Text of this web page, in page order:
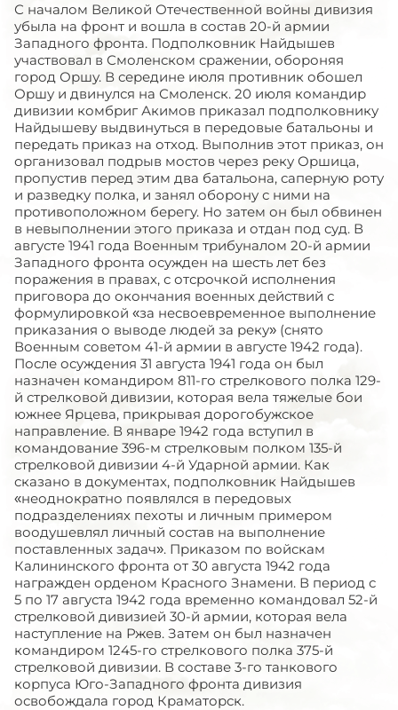
С началом Великой Отечественной войны дивизия
убыла на фронт и вошла в состав 20-й армии
Западного фронта. Подполковник Найдышев
участвовал в Смоленском сражении, обороняя
город Оршу. В середине июля противник обошел
Оршу и двинулся на Смоленск. 20 июля командир
дивизии комбриг Акимов приказал подполковнику
Найдышеву выдвинуться в передовые батальоны и
передать приказ на отход. Выполнив этот приказ, он
организовал подрыв мостов через реку Оршица,
пропустив перед этим два батальона, саперную роту
и разведку полка, и занял оборону с ними на
противоположном берегу. Но затем он был обвинен
в невыполнении этого приказа и отдан под суд. В
августе 1941 года Военным трибуналом 20-й армии
Западного фронта осужден на шесть лет без
поражения в правах, с отсрочкой исполнения
приговора до окончания военных действий с
формулировкой «за несвоевременное выполнение
приказания о выводе людей за реку» (снято
Военным советом 41-й армии в августе 1942 года).
После осуждения 31 августа 1941 года он был
назначен командиром 811-го стрелкового полка 129-
й стрелковой дивизии, которая вела тяжелые бои
южнее Ярцева, прикрывая дорогобужское
направление. В январе 1942 года вступил в
командование 396-м стрелковым полком 135-й
стрелковой дивизии 4-й Ударной армии. Как
сказано в документах, подполковник Найдышев
«неоднократно появлялся в передовых
подразделениях пехоты и личным примером
воодушевлял личный состав на выполнение
поставленных задач». Приказом по войскам
Калининского фронта от 30 августа 1942 года
награжден орденом Красного Знамени. В период с
5 по 17 августа 1942 года временно командовал 52-й
стрелковой дивизией 30-й армии, которая вела
наступление на Ржев. Затем он был назначен
командиром 1245-го стрелкового полка 375-й
стрелковой дивизии. В составе 3-го танкового
корпуса Юго-Западного фронта дивизия
освобождала город Краматорск.